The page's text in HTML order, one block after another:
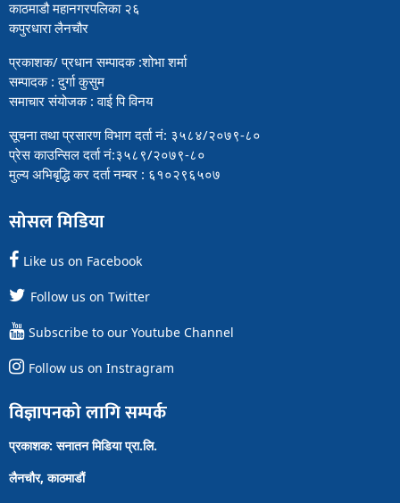
काठमाडौ महानगरपलिका २६
कपुरधारा लैनचौर
प्रकाशक/ प्रधान सम्पादक :शोभा शर्मा
सम्पादक : दुर्गा कुसुम
समाचार संयोजक : वाई पि विनय
सूचना तथा प्रसारण विभाग दर्ता नं: ३५८४/२०७९-८०
प्रेस काउन्सिल दर्ता नं:३५८९/२०७९-८०
मुल्य अभिबृद्धि कर दर्ता नम्बर : ६१०२९६५०७
सोसल मिडिया
Like us on Facebook
Follow us on Twitter
Subscribe to our Youtube Channel
Follow us on Instragram
विज्ञापनको लागि सम्पर्क
प्रकाशक: सनातन मिडिया प्रा.लि.
लैनचौर, काठमाडौं